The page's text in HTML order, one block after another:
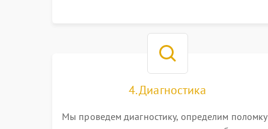
4. Диагностика
Мы проведем диагностику, определим поломку